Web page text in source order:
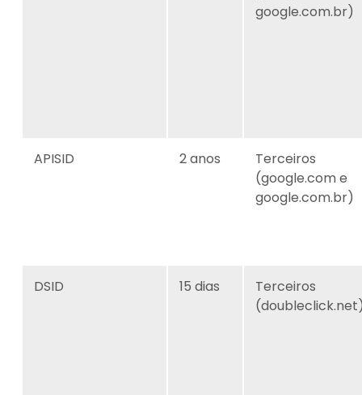
google.com.br)
APISID 2 anos
Terceiros
(google.com e
google.com.br)
DSID 15 dias
Terceiros